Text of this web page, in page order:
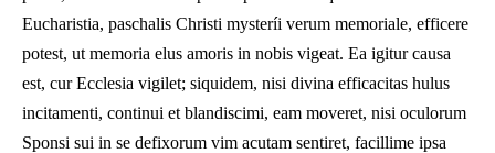
Eucharistia, paschalis Christi mysteríi verum memoriale, efficere
potest, ut memoria elus amoris in nobis vigeat. Ea igitur causa
est, cur Ecclesia vigilet; siquidem, nisi divina efficacitas hulus
incitamenti, continui et blandiscimi, eam moveret, nisi oculorum
Sponsi sui in se defixorum vim acutam sentiret, facillime ipsa